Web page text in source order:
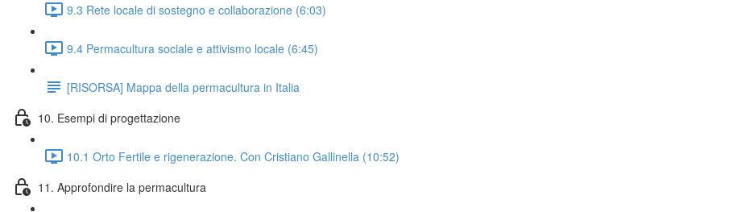
9.3 Rete locale di sostegno e collaborazione (6:03)
9.4 Permacultura sociale e attivismo locale (6:45)
[RISORSA] Mappa della permacultura in Italia
10. Esempi di progettazione
10.1 Orto Fertile e rigenerazione. Con Cristiano Gallinella (10:52)
11. Approfondire la permacultura